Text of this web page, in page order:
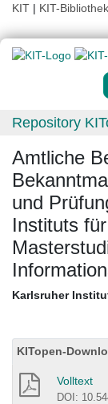
KIT | KIT-Bibliothek
Repository
Amtliche
und
Instituts
Karlsruher
KITopen-
Volltext
DOI: